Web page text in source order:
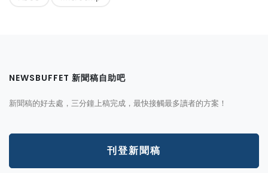
NEWSBUFFET 新聞稿自助吧
新聞稿的好去處，三分鐘上稿完成，最快接觸最多讀者的方案！
刊登新聞稿